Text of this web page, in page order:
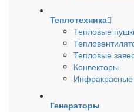
Теплотехника
Тепловые
Тепловые
Конвекторы
Инфракрасные
Генераторы